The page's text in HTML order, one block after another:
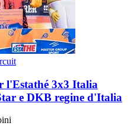
l'Estathé 3x3 Italia
e DKB regine d'Italia